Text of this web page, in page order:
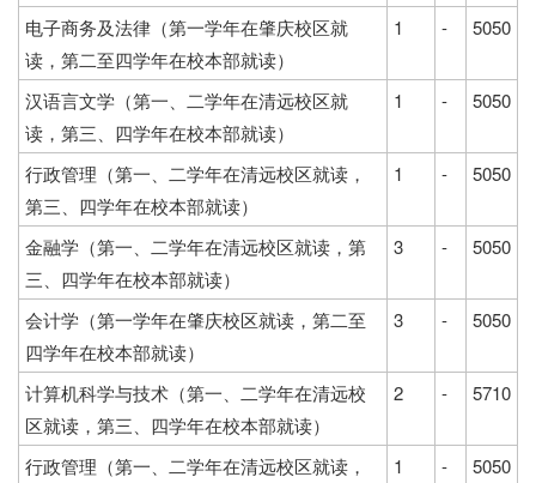
电子商务及法律（第一学年在肇庆校区就
读，第二至四学年在校本部就读）
1 - 5050
汉语言文学（第一、二学年在清远校区就
读，第三、四学年在校本部就读）
1 - 5050
行政管理（第一、二学年在清远校区就读，
第三、四学年在校本部就读）
1 - 5050
金融学（第一、二学年在清远校区就读，第
三、四学年在校本部就读）
3 - 5050
会计学（第一学年在肇庆校区就读，第二至
四学年在校本部就读）
3 - 5050
计算机科学与技术（第一、二学年在清远校
区就读，第三、四学年在校本部就读）
2 - 5710
行政管理（第一、二学年在清远校区就读，
1 - 5050